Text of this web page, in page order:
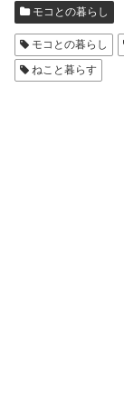
モコとの暮らし
モコとの暮らし
ねこと暮らす